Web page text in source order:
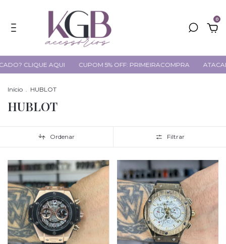
0
AQUI CUPOM 5% OFF: PRIMEIRACOMPRA ATACADO?
Início . HUBLOT
HUBLOT
Ordenar Filtrar